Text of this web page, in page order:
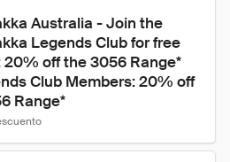
Australia - Join the
Legends Club for free
20% off the 3056 Range*
Club Members: 20% off
Range*